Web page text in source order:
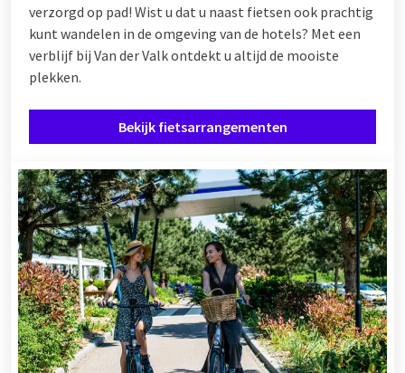
verzorgd op pad! Wist u dat u naast fietsen ook prachtig
kunt wandelen in de omgeving van de hotels? Met een
verblijf bij Van der Valk ontdekt u altijd de mooiste
plekken.
Bekijk fietsarrangementen